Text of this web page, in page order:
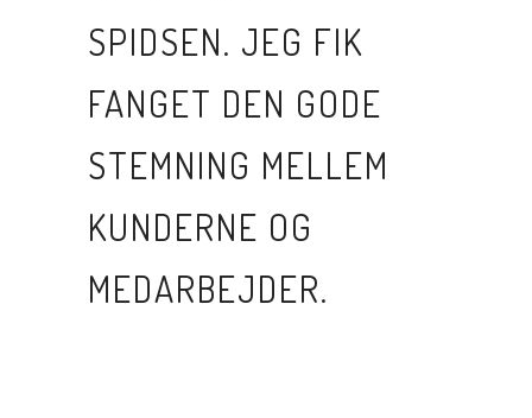
SPIDSEN. JEG FIK
FANGET DEN GODE
STEMNING MELLEM
KUNDERNE OG
MEDARBEJDER.